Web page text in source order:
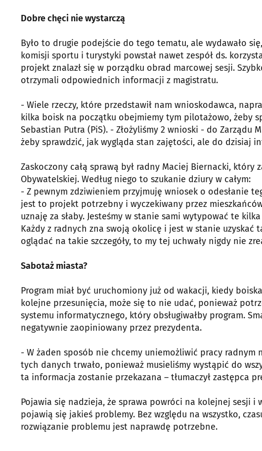
Dobre chęci nie wystarczą
Było to drugie podejście do tego tematu, ale wydawało
komisji sportu i turystyki powstał nawet zespół ds.
projekt znalazł się w porządku obrad marcowej sesji.
otrzymali odpowiednich informacji z magistratu.
- Wiele rzeczy, które przedstawił nam wnioskodawca,
kilka boisk na początku obejmiemy tym pilotażowo, żeby
Sebastian Putra (PiS). - Złożyliśmy 2 wnioski - do
żeby sprawdzić, jak wygląda stan zajętości, ale do dzisiaj
Zaskoczony całą sprawą był radny Maciej Biernacki, który
Obywatelskiej. Według niego to szukanie dziury w całym:
- Z pewnym zdziwieniem przyjmuję wniosek o odesłanie
jest to projekt potrzebny i wyczekiwany przez
uznaję za słaby. Jesteśmy w stanie sami wytypować te
Każdy z radnych zna swoją okolicę i jest w stanie uzyskać
oglądać na takie szczegóły, to my tej uchwały nigdy nie
Sabotaż miasta?
Program miał być uruchomiony już od wakacji, kiedy
kolejne przesunięcia, może się to nie udać, ponieważ
systemu informatycznego, który obsługiwałby program.
negatywnie zaopiniowany przez prezydenta.
- W żaden sposób nie chcemy uniemożliwić pracy radnym
tych danych trwało, ponieważ musieliśmy wystąpić do
ta informacja zostanie przekazana – tłumaczył zastępca
Pojawia się nadzieja, że sprawa powróci na kolejnej sesji i
pojawią się jakieś problemy. Bez względu na wszystko,
rozwiązanie problemu jest naprawdę potrzebne.